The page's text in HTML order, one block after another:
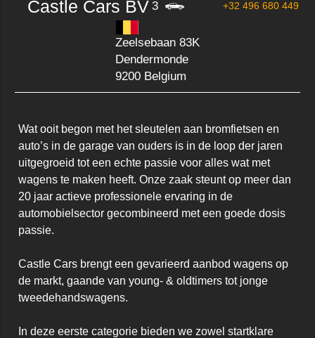
Castle Cars BV 3 +32 496 680 449
Zeelsebaan 83K
Dendermonde
9200 Belgium
Wat ooit begon met het sleutelen aan bromfietsen en
auto’s in de garage van ouders is in de loop der jaren
uitgegroeid tot een echte passie voor alles wat met
wagens te maken heeft. Onze zaak steunt op meer dan
20 jaar actieve professionele ervaring in de
automobielsector gecombineerd met een goede dosis
passie.
Castle Cars brengt een gevarieerd aanbod wagens op
de markt, gaande van young- & oldtimers tot jonge
tweedehandswagens.
In deze eerste categorie bieden we zowel startklare